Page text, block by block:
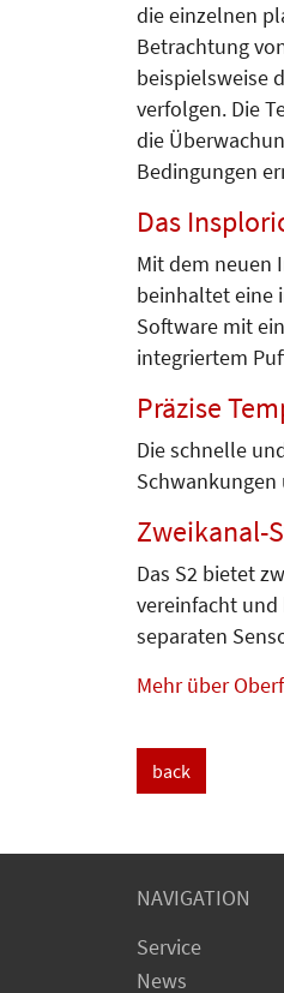
die einzelnen
Betrachtung
beispielsweise
verfolgen. Die
die
Bedingungen
Das
Mit dem neuen
beinhaltet eine
Software mit
integriertem
Präzise
Die schnelle
Schwankungen
Zweikanal-
Das S2 bietet
vereinfacht und
separaten
Mehr über
back
NAVIGATION
Service
News